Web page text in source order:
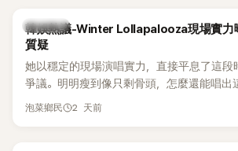
細身材下的超狂背肌與肩膀線條，反差感十
傻直呼：「原來她身材這麼猛！」
熱議討論
韓娛熱議-Winter Lollapalooza現場實力曝
質疑
她以穩定的現場演唱實力，直接平息了這段時
爭議。明明瘦到像只剩骨頭，怎麼還能唱出
和音量？
泡菜鄉民 2 天前